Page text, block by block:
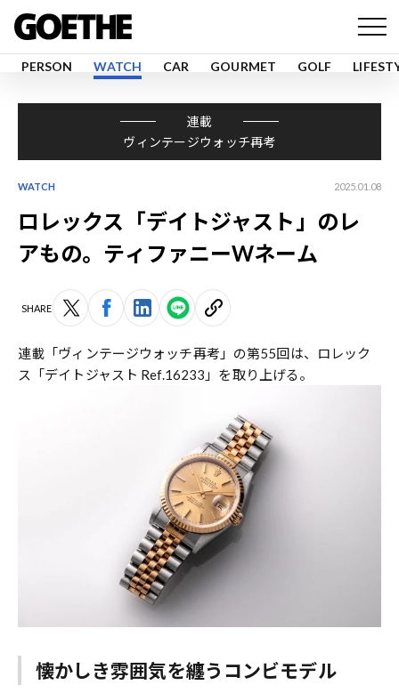
PERSON WATCH CAR GOURMET GOLF
連載
ヴィンテージウォッチ再考
WATCH 2025.01.08
ロレックス「デイトジャスト」のレ
アもの。ティファニーWネーム
SHARE
連載「ヴィンテージウォッチ再考」の第55回は、ロレック
ス「デイトジャスト Ref.16233」を取り上げる。
懐かしき雰囲気を纏うコンビモデル